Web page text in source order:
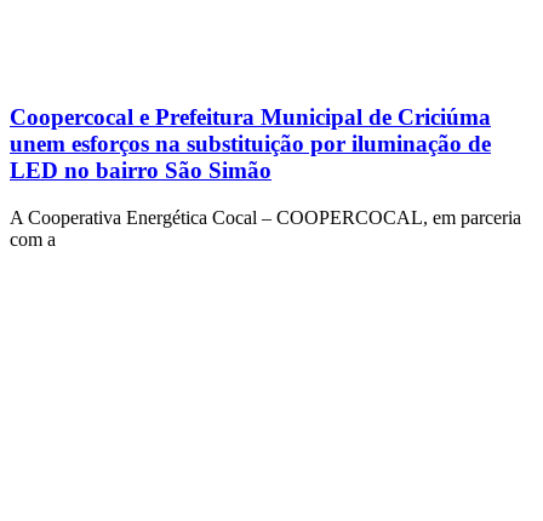
Coopercocal e Prefeitura Municipal de Criciúma
unem esforços na substituição por iluminação de
LED no bairro São Simão
A Cooperativa Energética Cocal – COOPERCOCAL, em parceria
com a